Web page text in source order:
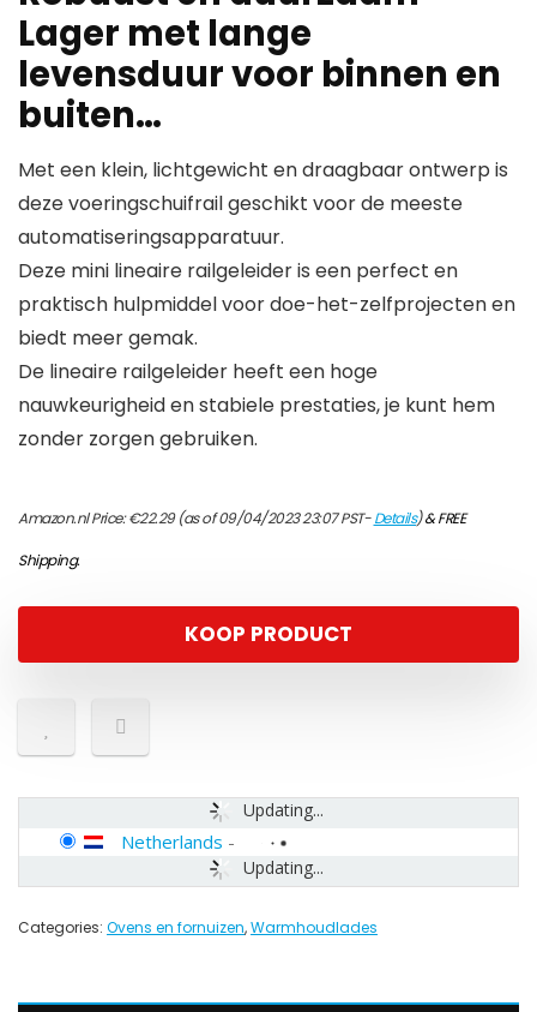
Lager met lange
levensduur voor binnen en
buiten…
Met een klein, lichtgewicht en draagbaar ontwerp is
deze voeringschuifrail geschikt voor de meeste
automatiseringsapparatuur.
Deze mini lineaire railgeleider is een perfect en
praktisch hulpmiddel voor doe-het-zelfprojecten en
biedt meer gemak.
De lineaire railgeleider heeft een hoge
nauwkeurigheid en stabiele prestaties, je kunt hem
zonder zorgen gebruiken.
Amazon.nl Price:€22.29(as of 09/04/2023 23:07 PST-Details)&FREE
Shipping.
KOOP PRODUCT
Updating...
Updating...
Netherlands -
Categories: Ovens en fornuizen,Warmhoudlades